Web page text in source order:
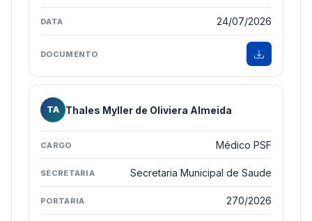
24/07/2026
TA Thales Myller de Oliviera Almeida
Médico PSF
Secretaria Municipal de Saude
270/2026